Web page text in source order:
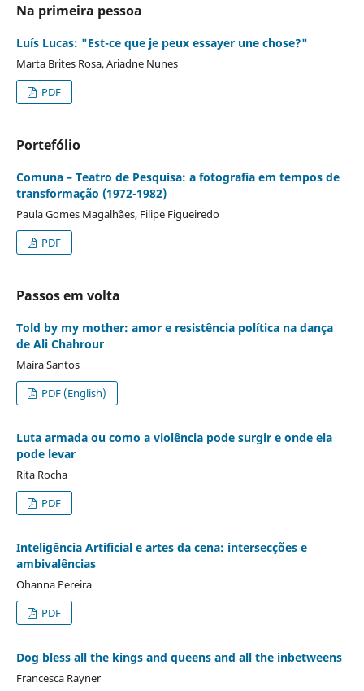
Na primeira pessoa
Luís Lucas: "Est-ce que je peux essayer une chose?"
Marta Brites Rosa, Ariadne Nunes
PDF
Portefólio
Comuna – Teatro de Pesquisa: a fotografia em tempos de
transformação (1972-1982)
Paula Gomes Magalhães, Filipe Figueiredo
PDF
Passos em volta
Told by my mother: amor e resistência política na dança
de Ali Chahrour
Maíra Santos
PDF (English)
Luta armada ou como a violência pode surgir e onde ela
pode levar
Rita Rocha
PDF
Inteligência Artificial e artes da cena: intersecções e
ambivalências
Ohanna Pereira
PDF
Dog bless all the kings and queens and all the inbetweens
Francesca Rayner